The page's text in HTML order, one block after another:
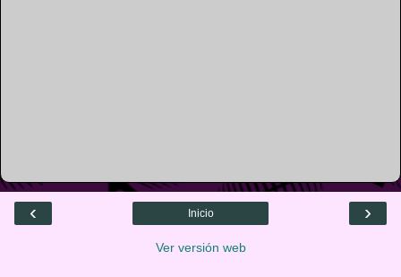
‹ ›
Inicio
Ver versión web